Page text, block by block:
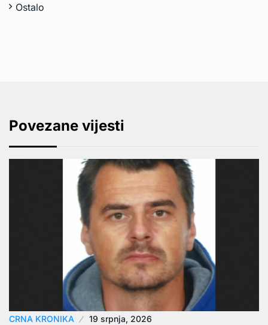
Ostalo
Povezane vijesti
CRNA KRONIKA 19 srpnja, 2026